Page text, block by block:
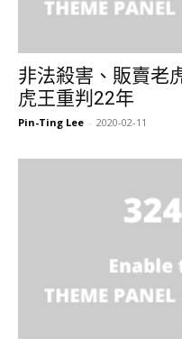
非法殺害、販賣老
虎王重判22年
Pin-Ting Lee - 2020-02-11